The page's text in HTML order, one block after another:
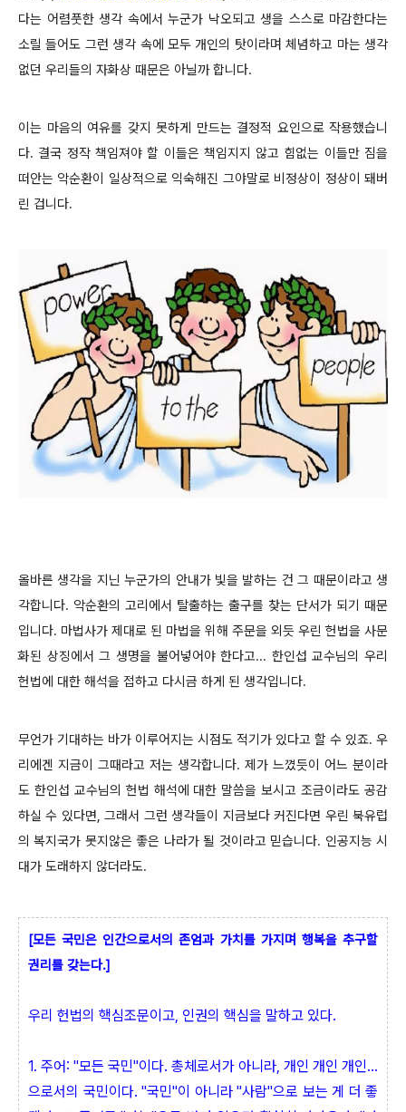
다는 어렴풋한 생각 속에서 누군가 낙오되고 생을 스스로 마감한다는
소릴 들어도 그런 생각 속에 모두 개인의 탓이라며 체념하고 마는 생각
없던 우리들의 자화상 때문은 아닐까 합니다.
이는 마음의 여유를 갖지 못하게 만드는 결정적 요인으로 작용했습니
다. 결국 정작 책임져야 할 이들은 책임지지 않고 힘없는 이들만 짐을
떠안는 악순환이 일상적으로 익숙해진 그야말로 비정상이 정상이 돼버
린 겁니다.
올바른 생각을 지닌 누군가의 안내가 빛을 발하는 건 그 때문이라고 생
각합니다. 악순환의 고리에서 탈출하는 출구를 찾는 단서가 되기 때문
입니다. 마법사가 제대로 된 마법을 위해 주문을 외듯 우린 헌법을 사문
화된 상징에서 그 생명을 불어넣어야 한다고... 한인섭 교수님의 우리
헌법에 대한 해석을 접하고 다시금 하게 된 생각입니다.
무언가 기대하는 바가 이루어지는 시점도 적기가 있다고 할 수 있죠. 우
리에겐 지금이 그때라고 저는 생각합니다. 제가 느꼈듯이 어느 분이라
도 한인섭 교수님의 헌법 해석에 대한 말씀을 보시고 조금이라도 공감
하실 수 있다면, 그래서 그런 생각들이 지금보다 커진다면 우린 북유럽
의 복지국가 못지않은 좋은 나라가 될 것이라고 믿습니다. 인공지능 시
대가 도래하지 않더라도.
[모든 국민은 인간으로서의 존엄과 가치를 가지며 행복을 추구할
권리를 갖는다.]
우리 헌법의 핵심조문이고, 인권의 핵심을 말하고 있다.
1. 주어: "모든 국민"이다. 총체로서가 아니라, 개인 개인 개인...
으로서의 국민이다. "국민"이 아니라 "사람"으로 보는 게 더 좋